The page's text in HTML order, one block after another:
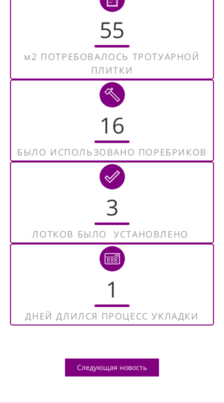
55
м2 ПОТРЕБОВАЛОСЬ ТРОТУАРНОЙ
ПЛИТКИ
16
БЫЛО ИСПОЛЬЗОВАНО ПОРЕБРИКОВ
3
ЛОТКОВ БЫЛО УСТАНОВЛЕНО
1
ДНЕЙ ДЛИЛСЯ ПРОЦЕСС УКЛАДКИ
Следующая новость